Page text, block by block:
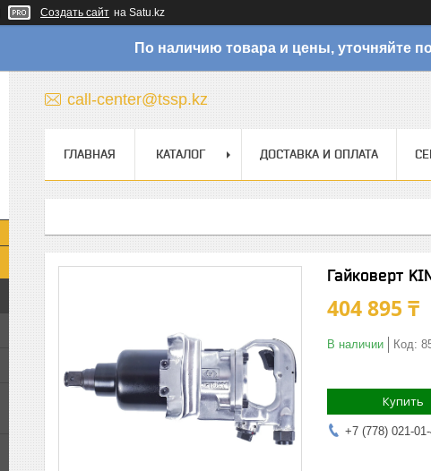
Создать сайт на Satu.kz
По наличию товара и цены, уточняйте
call-center@tssp.kz
ГЛАВНАЯ КАТАЛОГ ДОСТАВКА И ОПЛАТА
Гайковерт
404 895 ₸
В наличии Код:
Купить
+7 (778) 021-